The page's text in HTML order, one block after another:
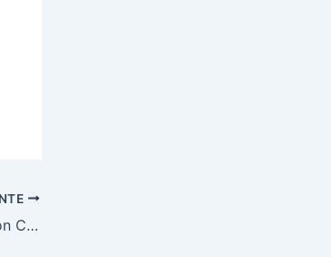
Casinos Descentralizados Con Cripto